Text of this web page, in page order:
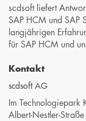
scdsoft liefert
SAP HCM und SAP
langjährigen
für SAP HCM und
Kontakt
scdsoft AG
Im Technologiepark
Albert-Nestler-